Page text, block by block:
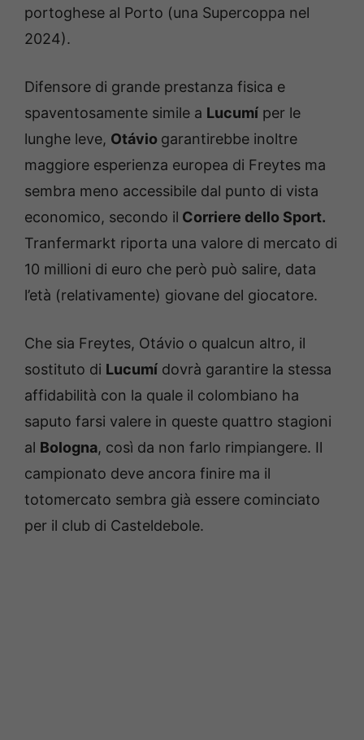
portoghese al Porto (una Supercoppa nel
2024).
Difensore di grande prestanza fisica e
spaventosamente simile a Lucumí per le
lunghe leve, Otávio garantirebbe inoltre
maggiore esperienza europea di Freytes ma
sembra meno accessibile dal punto di vista
economico, secondo il Corriere dello Sport.
Tranfermarkt riporta una valore di mercato di
10 millioni di euro che però può salire, data
l’età (relativamente) giovane del giocatore.
Che sia Freytes, Otávio o qualcun altro, il
sostituto di Lucumí dovrà garantire la stessa
affidabilità con la quale il colombiano ha
saputo farsi valere in queste quattro stagioni
al Bologna, così da non farlo rimpiangere. Il
campionato deve ancora finire ma il
totomercato sembra già essere cominciato
per il club di Casteldebole.